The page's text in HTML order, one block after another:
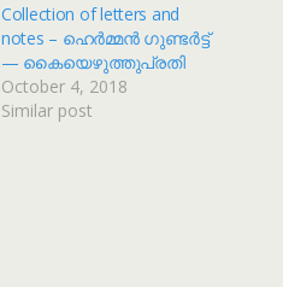
Collection of letters and
notes – ഹെർമ്മൻ ഗുണ്ടർട്ട്
— കൈയെഴുത്തുപ്രതി
October 4, 2018
Similar post